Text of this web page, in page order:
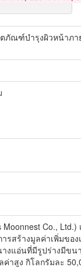
ภัณฑ์บำรุงผิวหน้าภา
Co., Ltd.)
สร้างมูลค่าเพิ่มของ
งแอ่นที่มีรูปร่างมีขน
าสูง กิโลกรัมละ